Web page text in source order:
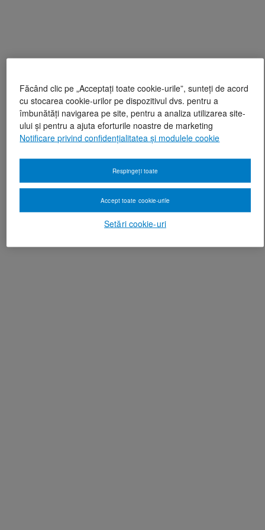
Făcând clic pe „Acceptați toate cookie-urile”, sunteți de acord
cu stocarea cookie-urilor pe dispozitivul dvs. pentru a
îmbunătăți navigarea pe site, pentru a analiza utilizarea site-
ului și pentru a ajuta eforturile noastre de marketing
Notificare privind confidențialitatea și modulele cookie
Setări cookie-uri
Respingeți toate
Accept toate cookie-urile